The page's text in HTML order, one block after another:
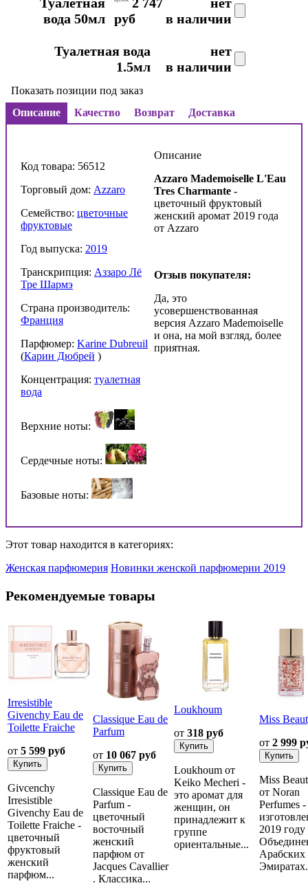
вода 50мл руб
в наличии
Туалетная вода
1.5мл
нет
в наличии
Показать позиции под заказ
Описание
Качество Возврат Доставка
Код товара: 56512
Торговый дом: Azzaro
Семейство: цветочные
фруктовые
Год выпуска: 2019
Транскрипция: Аззаро Лё
Тре Шармэ
Страна производитель:
Франция
Парфюмер: Karine Dubreuil
(Карин Дюбрей )
Концентрация: туалетная
вода
Верхние ноты:
Сердечные ноты:
Базовые ноты:
Описание
Azzaro Mademoiselle L'Eau
Tres Charmante -
цветочный фруктовый
женский аромат 2019 года
от Azzaro
Отзыв покупателя:
Да, это
усовершенствованная
версия Azzaro Mademoiselle
и она, на мой взгляд, более
приятная.
Этот товар находится в категориях:
Женская парфюмерия Новинки женской парфюмерии 2019
Рекомендуемые товары
Irresistible
Givenchy Eau de
Toilette Fraiche
от 5 599 руб
Givcenchy
Irresistible
Givenchy Eau de
Toilette Fraiche -
цветочный
фруктовый
женский
парфюм...
Classique Eau de
Parfum
от 10 067 руб
Classique Eau de
Parfum -
цветочный
восточный
женский
парфюм от
Jacques Cavallier
. Классика...
Loukhoum
от 318 руб
Loukhoum от
Keiko Mecheri -
это аромат для
женщин, он
принадлежит к
группе
ориентальные...
Miss
от 2 999
Miss
от Noran
Perfumes -
2019 году
Арабских